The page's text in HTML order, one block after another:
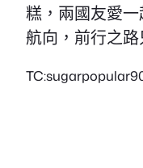
糕，兩國友愛
航向，前行之路